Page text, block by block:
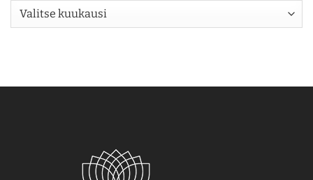
Arkisto